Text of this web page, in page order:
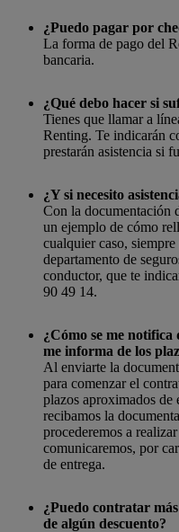
¿Puedo pagar por
La forma de pago del
bancaria.
¿Qué debo hacer si
Tienes que llamar a
Renting. Te indicarán
prestarán asistencia si
¿Y si necesito
Con la documentación
un ejemplo de cómo
cualquier caso,
departamento de
conductor, que te
90 49 14.
¿Cómo se me notifica
me informa de los
Al enviarte la
para comenzar el
plazos aproximados
recibamos la
procederemos a
comunicaremos, por
de entrega.
¿Puedo contratar
de algún descuento?